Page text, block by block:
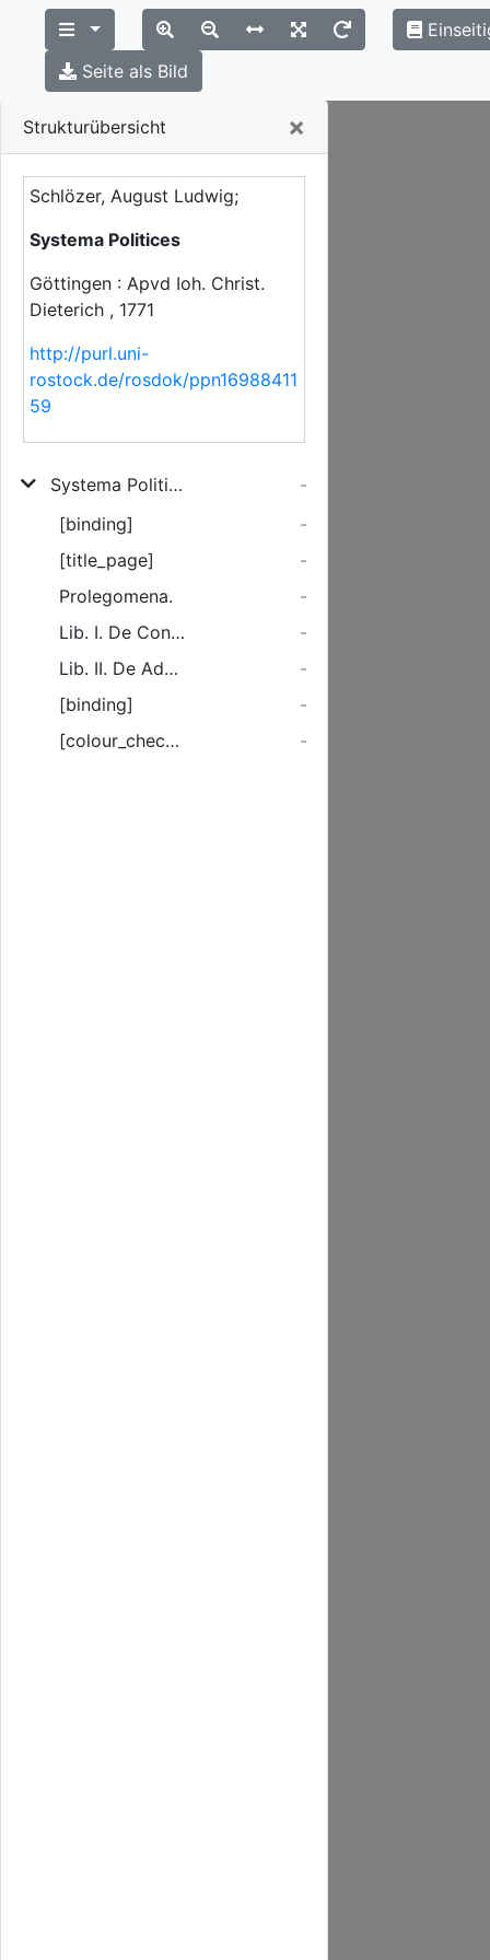
Strukturübersicht ×
Schlözer, August Ludwig;
Systema Politices
Göttingen : Apvd Ioh. Christ.
Dieterich , 1771
http://purl.uni-
rostock.de/rosdok/ppn16988411
59
Systema Politices
-
[binding]
-
[title_page]
-
Prolegomena.
-
Lib. I. De Constituenda Civitate.
-
Lib. II. De Administranda Civitate.
-
[binding]
-
[colour_checker]
-
Seite als Bild